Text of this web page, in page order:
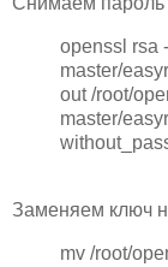
openssl rsa
master/
out /root/
master/
Заменяем ключ
mv /root/